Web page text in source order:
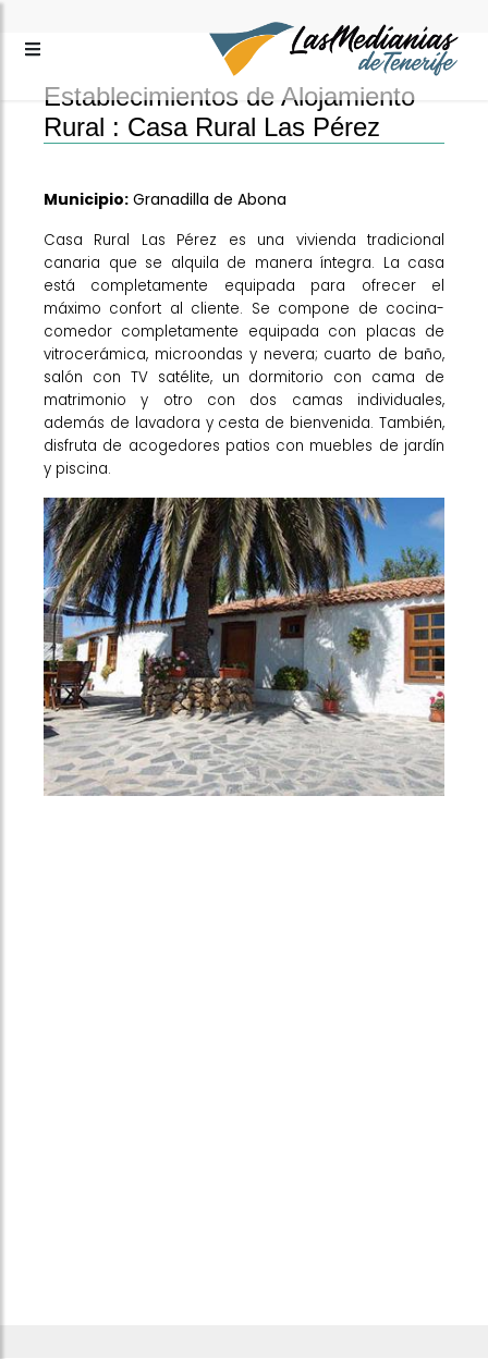
Establecimientos de Alojamiento
Rural : Casa Rural Las Pérez
Municipio: Granadilla de Abona
Casa Rural Las Pérez es una vivienda tradicional
canaria que se alquila de manera íntegra. La casa
está completamente equipada para ofrecer el
máximo confort al cliente. Se compone de cocina-
comedor completamente equipada con placas de
vitrocerámica, microondas y nevera; cuarto de baño,
salón con TV satélite, un dormitorio con cama de
matrimonio y otro con dos camas individuales,
además de lavadora y cesta de bienvenida. También,
disfruta de acogedores patios con muebles de jardín
y piscina.